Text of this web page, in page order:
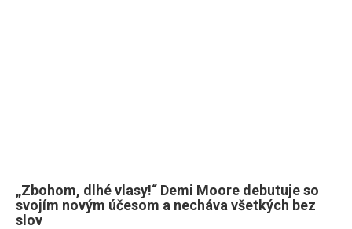
„Zbohom, dlhé vlasy!“ Demi Moore debutuje so
svojím novým účesom a necháva všetkých bez
slov